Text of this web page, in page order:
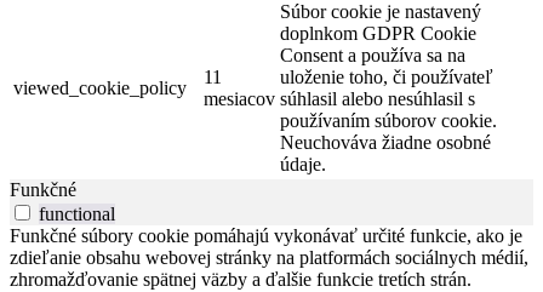
viewed_cookie_policy
11
mesiacov
Súbor cookie je nastavený
doplnkom GDPR Cookie
Consent a používa sa na
uloženie toho, či používateľ
súhlasil alebo nesúhlasil s
používaním súborov cookie.
Neuchováva žiadne osobné
údaje.
Funkčné
functional
Funkčné súbory cookie pomáhajú vykonávať určité funkcie, ako je
zdieľanie obsahu webovej stránky na platformách sociálnych médií,
zhromažďovanie spätnej väzby a ďalšie funkcie tretích strán.